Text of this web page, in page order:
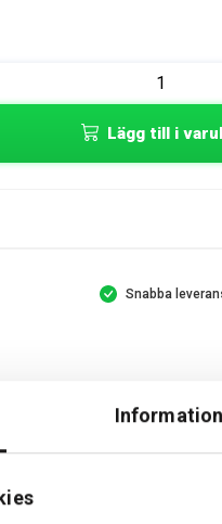
Information
Lägg till i
Snabba